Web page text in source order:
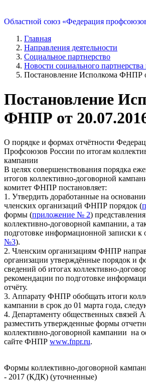
Областной союз «Федерация
Главная
Направления деятельности
Социальное партнерство
Новости социального партнерства
Постановление Исполкома ФНПР
Постановление
ФНПР от
О порядке и формах отчётности
Профсоюзов России по итогам
кампании
В целях совершенствования порядка
итогов коллективно-договорной
комитет ФНПР постановляет:
1. Утвердить доработанные на
членских организаций ФНПР порядок (
формы (приложение № 2)
коллективно-договорной кампании, а
подготовке информационной записки к
№3).
2. Членским организациям ФНПР
организации утверждённые порядок и
сведений об итогах коллективно-
рекомендации по подготовке
отчёту.
3. Аппарату ФНПР обобщать итоги
кампании в срок до 01 марта года,
4. Департаменту общественных связей
разместить утвержденные формы
коллективно-договорной кампании на
сайте ФНПР www.fnpr.ru.
Формы коллективно-договорной
- 2017 (КДК) (уточненные)